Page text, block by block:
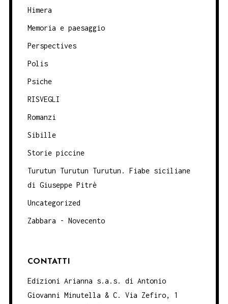
Himera
Memoria e paesaggio
Perspectives
Polis
Psiche
RISVEGLI
Romanzi
Sibille
Storie piccine
Turutun Turutun Turutun. Fiabe siciliane
di Giuseppe Pitrè
Uncategorized
Zabbara - Novecento
CONTATTI
Edizioni Arianna s.a.s. di Antonio
Giovanni Minutella & C. Via Zefiro, 1